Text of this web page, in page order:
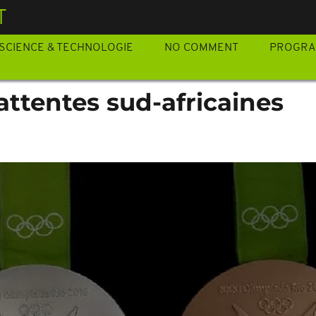
SCIENCE & TECHNOLOGIE NO COMMENT
sud-africaines